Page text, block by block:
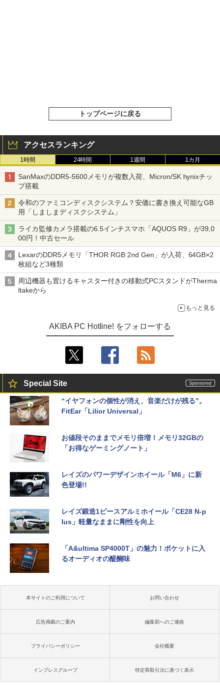
トップページに戻る
アクセスランキング
1時間 24時間 1週間 1カ月
SanMaxのDDR5-5600メモリが複数入荷、Micron/SK hynixチッ
プ搭載
令和のファミコンディスクシステム？安価に書き換え可能なGB
用「しましまディスクシステム」
ライカ監修カメラ搭載の6.5インチスマホ「AQUOS R9」が39,0
00円！中古セール
LexarのDDR5メモリ「THOR RGB 2nd Gen」が入荷、64GB×2
枚組など3種類
周辺機器も置けるキャスター付きの移動式PCスタンドがTherma
ltakeから
もっと見る
AKIBA PC Hotline! をフォローする
Special Site
“イヤフォンの個性が消え、音楽だけが残る”。
FitEar「Lilior Universal」
お値段そのままでメモリ倍増！メモリ32GBの
「お得なゲーミングノート」
レイズのパワーデザインホイール「M6」に新
色登場!!
レイズ鍛造1ピースアルミホイール「CE28 N-p
lus」軽量なままに剛性を向上
「A&ultima SP4000T」の魅力！ポケットに入
るオーディオの醍醐味
本サイトのご利用について お問い合わせ
広告掲載のご案内 編集部へのご連絡
プライバシーポリシー 会社概要
インプレスグループ 特定商取引法に基づく表示